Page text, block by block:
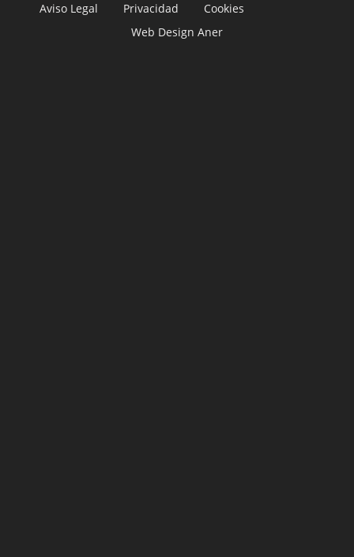
Aviso Legal Privacidad
Cookies
Web Design Aner